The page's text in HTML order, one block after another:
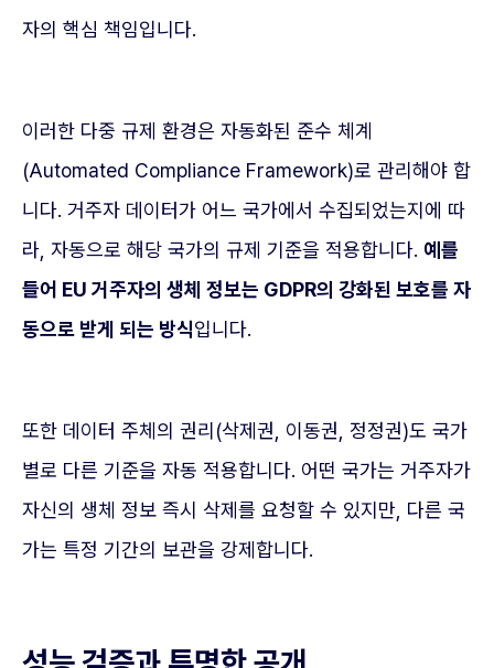
자의 핵심 책임입니다.
이러한 다중 규제 환경은 자동화된 준수 체계
(Automated Compliance Framework)로 관리해야 합
니다. 거주자 데이터가 어느 국가에서 수집되었는지에 따
라, 자동으로 해당 국가의 규제 기준을 적용합니다. 예를
들어 EU 거주자의 생체 정보는 GDPR의 강화된 보호를 자
동으로 받게 되는 방식입니다.
또한 데이터 주체의 권리(삭제권, 이동권, 정정권)도 국가
별로 다른 기준을 자동 적용합니다. 어떤 국가는 거주자가
자신의 생체 정보 즉시 삭제를 요청할 수 있지만, 다른 국
가는 특정 기간의 보관을 강제합니다.